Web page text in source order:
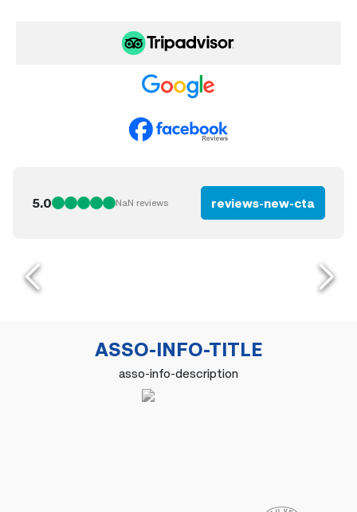
5.0 NaN reviews reviews-new-cta
ASSO-INFO-TITLE
asso-info-description